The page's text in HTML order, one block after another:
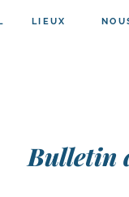
LIEUX
Bulletin